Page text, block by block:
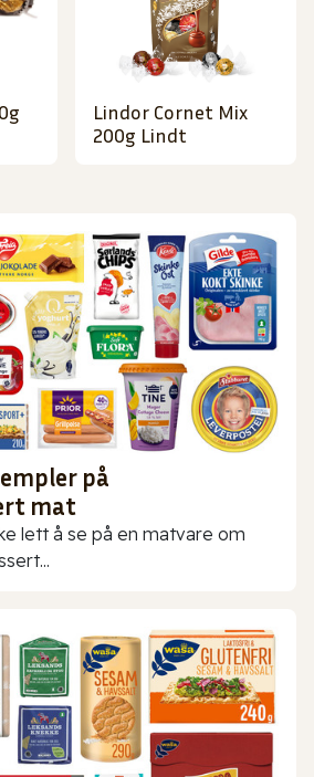
Lindor Cornet Mix
200g Lindt
på
mat
lett å se på en matvare om